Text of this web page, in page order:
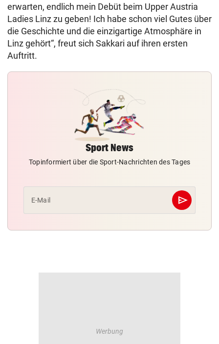
erwarten, endlich mein Debüt beim Upper Austria
Ladies Linz zu geben! Ich habe schon viel Gutes über
die Geschichte und die einzigartige Atmosphäre in
Linz gehört“, freut sich Sakkari auf ihren ersten
Auftritt.
Sport News
Topinformiert über die Sport-Nachrichten des Tages
E-Mail send
Abschicken